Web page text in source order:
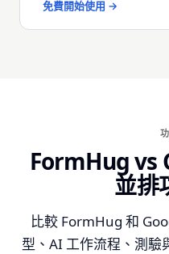
免費開始使用 →
FormHug vs
並排
比較 FormHug 和
型、AI 工作流程、測驗